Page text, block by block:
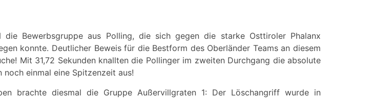
Bewerbsgruppe aus Polling, die sich gegen die starke Osttiroler Phalanx
konnte. Deutlicher Beweis für die Bestform des Oberländer Teams an diesem
Mit 31,72 Sekunden knallten die Pollinger im zweiten Durchgang die absolute
einmal eine Spitzenzeit aus!
brachte diesmal die Gruppe Außervillgraten 1: Der Löschangriff wurde in